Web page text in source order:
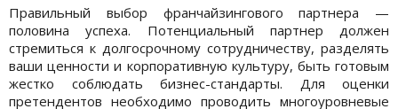
Правильный выбор франчайзингового партнера —
половина успеха. Потенциальный партнер должен
стремиться к долгосрочному сотрудничеству, разделять
ваши ценности и корпоративную культуру, быть готовым
жестко соблюдать бизнес-стандарты. Для оценки
претендентов необходимо проводить многоуровневые